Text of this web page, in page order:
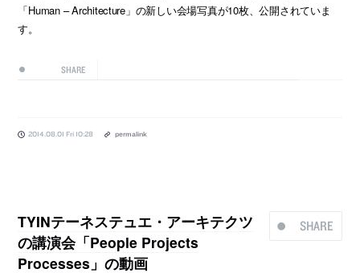
「Human – Architecture」の新しい会場写真が10枚、公開されていま
す。
SHARE
2014.08.01 Fri 10:28 permalink
SHARE
TYINテーネステュエ・アーキテクツ
の講演会「People Projects
Processes」の動画